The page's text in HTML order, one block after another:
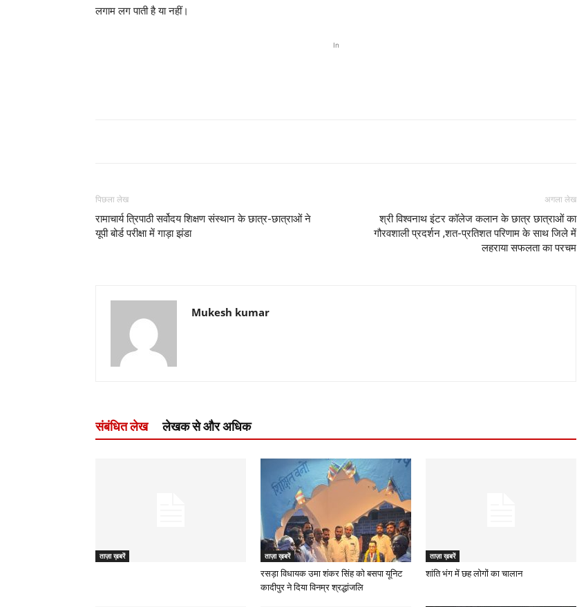
लगाम लग पाती है या नहीं।
In
पिछला लेख
रामाचार्य त्रिपाठी सर्वोदय शिक्षण संस्थान के छात्र-छात्राओं ने
यूपी बोर्ड परीक्षा में गाड़ा झंडा
अगला लेख
श्री विश्वनाथ इंटर कॉलेज कलान के छात्र छात्राओं का
गौरवशाली प्रदर्शन ,शत-प्रतिशत परिणाम के साथ जिले में
लहराया सफलता का परचम
Mukesh kumar
संबंधित लेख लेखक से और अधिक
ताज़ा ख़बरें ताज़ा ख़बरें
रसड़ा विधायक उमा शंकर सिंह को बसपा यूनिट
कादीपुर ने दिया विनम्र श्रद्धांजलि
ताज़ा ख़बरें
शांति भंग में छह लोगों का चालान